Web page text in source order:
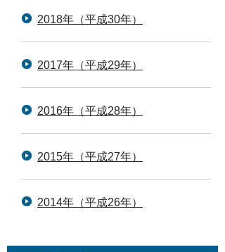
2018年（平成30年）
2017年（平成29年）
2016年（平成28年）
2015年（平成27年）
2014年（平成26年）